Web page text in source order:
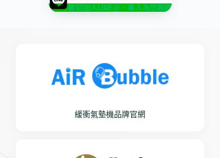
歡迎加入LINE@，專人為您服務
緩衝氣墊機品牌官網